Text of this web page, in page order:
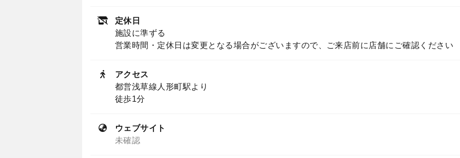
定休日
施設に準ずる
営業時間・定休日は変更となる場合がございますので、ご来店前に店舗にご確認ください
アクセス
都営浅草線人形町駅より
徒歩1分
ウェブサイト
未確認